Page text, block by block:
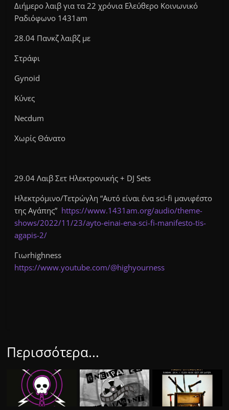
Διήμερο λαιβ για τα 22 χρόνια Ελεύθερο Κοινωνικό
Ραδιόφωνο 1431am
28.04 Πανκζ λαιβζ με
Στράφι
Gynoid
Κύνες
Necdum
Χωρίς Θάνατο
29.04 Λαιβ Σετ Ηλεκτρονικής + DJ Sets
Ηλεκτρόμινο/Τετρώγλη “Αυτό είναι ένα sci-fi μανιφέστο
της Αγάπης” https://www.1431am.org/audio/theme-
shows/2022/11/23/ayto-einai-ena-sci-fi-manifesto-tis-
agapis-2/
Γιωrhighness
https://www.youtube.com/@highyourness
Περισσότερα...